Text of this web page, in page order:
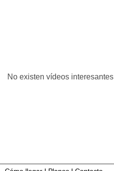
No existen vídeos interesantes